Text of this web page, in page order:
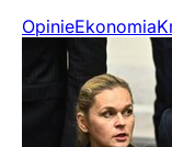
OpinieEkonomia